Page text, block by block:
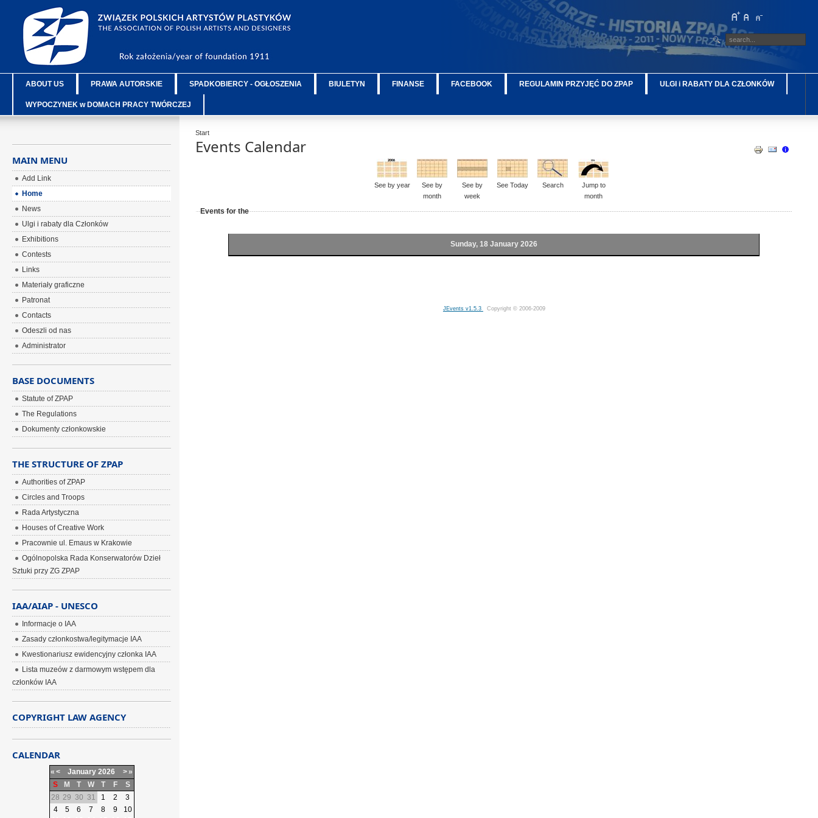
ABOUT US PRAWA AUTORSKIE SPADKOBIERCY - OGŁOSZENIA BIULETYN FINANSE FACEBOOK REGULAMIN PRZYJĘĆ DO ZPAP ULGI i RABATY DLA CZŁONKÓW
WYPOCZYNEK w DOMACH PRACY TWÓRCZEJ
Start
Events Calendar
See by year
See by
month
See by
week
See Today Search
Jump to
month
Events for the
Sunday, 18 January 2026
JEvents v1.5.3 Copyright © 2006-2009
MAIN MENU
Add Link
Home
News
Ulgi i rabaty dla Członków
Exhibitions
Contests
Links
Materiały graficzne
Patronat
Contacts
Odeszli od nas
Administrator
BASE DOCUMENTS
Statute of ZPAP
The Regulations
Dokumenty członkowskie
THE STRUCTURE OF ZPAP
Authorities of ZPAP
Circles and Troops
Rada Artystyczna
Houses of Creative Work
Pracownie ul. Emaus w Krakowie
Ogólnopolska Rada Konserwatorów Dzieł
Sztuki przy ZG ZPAP
IAA/AIAP - UNESCO
Informacje o IAA
Zasady członkostwa/legitymacje IAA
Kwestionariusz ewidencyjny członka IAA
Lista muzeów z darmowym wstępem dla
członków IAA
COPYRIGHT LAW AGENCY
CALENDAR
« < January 2026 >»
S
M T W T F
S
28 29 30 31 1 2
3
4
5 6 7 8 9
10